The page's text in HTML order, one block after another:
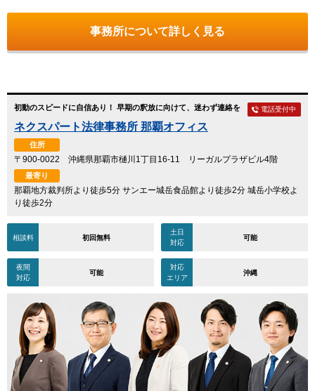
事務所について詳しく見る
初動のスピードに自信あり！ 早期の釈放に向けて、迷わず連絡を
ネクスパート法律事務所 那覇オフィス
住所
〒900-0022 沖縄県那覇市樋川1丁目16-11 リーガルプラザビル4階
最寄り
那覇地方裁判所より徒歩5分 サンエー城岳食品館より徒歩2分 城岳小学校よ
り徒歩2分
電話受付中
相談料 初回無料
土日
対応
可能
夜間
対応
可能
対応
エリア
沖縄